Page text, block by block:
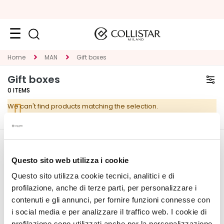
Questo sito web utilizza i cookie
Questo sito utilizza cookie tecnici, analitici e di
profilazione, anche di terze parti, per personalizzare i
contenuti e gli annunci, per fornire funzioni connesse con
i social media e per analizzare il traffico web. I cookie di
Face
C
A
T
E
G
Y
S
p
e
c
Home MAN Gift boxes
Gift boxes
0 ITEMS
We can't find products matching the selection.
Contact
Accessibility Statement
Address Book
My Orders
My Wishlist
My Returns